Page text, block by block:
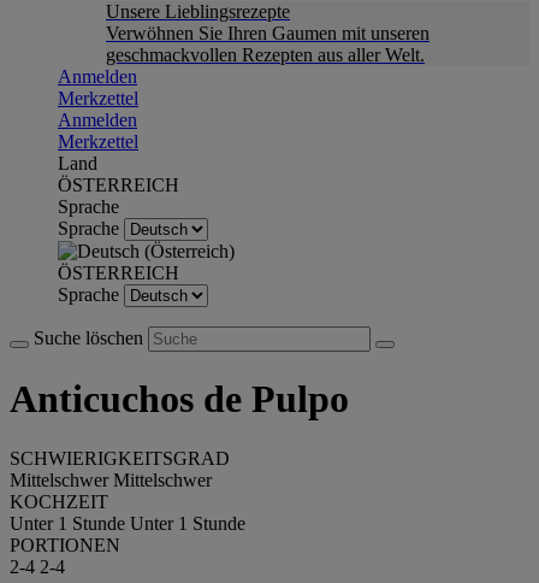
Unsere Lieblingsrezepte
Verwöhnen Sie Ihren Gaumen mit unseren
geschmackvollen Rezepten aus aller Welt.
Anmelden
Merkzettel
Anmelden
Merkzettel
Land
ÖSTERREICH
Sprache
Sprache
ÖSTERREICH
Sprache
Suche löschen
Anticuchos de Pulpo
SCHWIERIGKEITSGRAD
Mittelschwer Mittelschwer
KOCHZEIT
Unter 1 Stunde Unter 1 Stunde
PORTIONEN
2-4 2-4